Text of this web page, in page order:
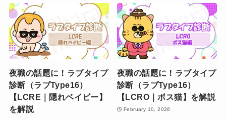
夜職の話題に！ラブタイプ
診断（ラブType16）
【LCRE｜隠れベイビー】
を解説
夜職の話題に！ラブタイプ
診断（ラブType16）
【LCRO｜ボス猫】を解説
February 10, 2026